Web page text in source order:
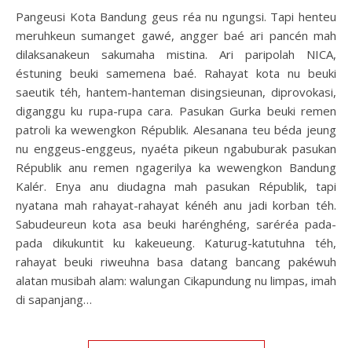
Pangeusi Kota Bandung geus réa nu ngungsi. Tapi henteu
meruhkeun sumanget gawé, angger baé ari pancén mah
dilaksanakeun sakumaha mistina. Ari paripolah NICA,
éstuning beuki samemena baé. Rahayat kota nu beuki
saeutik téh, hantem-hanteman disingsieunan, diprovokasi,
diganggu ku rupa-rupa cara. Pasukan Gurka beuki remen
patroli ka wewengkon Républik. Alesanana teu béda jeung
nu enggeus-enggeus, nyaéta pikeun ngabuburak pasukan
Républik anu remen ngagerilya ka wewengkon Bandung
Kalér. Enya anu diudagna mah pasukan Républik, tapi
nyatana mah rahayat-rahayat kénéh anu jadi korban téh.
Sabudeureun kota asa beuki harénghéng, saréréa pada-
pada dikukuntit ku kakeueung. Katurug-katutuhna téh,
rahayat beuki riweuhna basa datang bancang pakéwuh
alatan musibah alam: walungan Cikapundung nu limpas, imah
di sapanjang…